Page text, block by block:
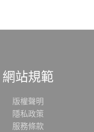
網站規範
版權聲明
隱私政策
服務條款